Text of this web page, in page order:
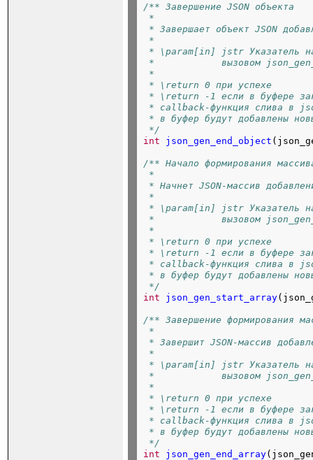
/** Завершение JSON объекта
*
* Завершает объект JSON
*
* \param[in] jstr Указатель на
*            вызовом
*
* \return 0 при успехе
* \return -1 если в буфере
* callback-функция слива в
* в буфер будут добавлены
*/
int
json_gen_end_object
/** Начало формирования
*
* Начнет JSON-массив
*
* \param[in] jstr Указатель на
*            вызовом
*
* \return 0 при успехе
* \return -1 если в буфере
* callback-функция слива в
* в буфер будут добавлены
*/
int
json_gen_start_array
/** Завершение формирования
*
* Завершит JSON-массив
*
* \param[in] jstr Указатель на
*            вызовом
*
* \return 0 при успехе
* \return -1 если в буфере
* callback-функция слива в
* в буфер будут добавлены
*/
int
json_gen_end_array